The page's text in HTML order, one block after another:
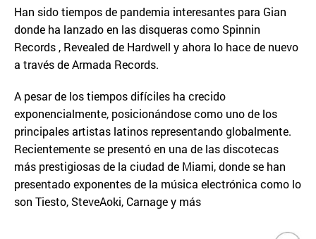
Han sido tiempos de pandemia interesantes para Gian
donde ha lanzado en las disqueras como Spinnin
Records , Revealed de Hardwell y ahora lo hace de nuevo
a través de Armada Records.
A pesar de los tiempos difíciles ha crecido
exponencialmente, posicionándose como uno de los
principales artistas latinos representando globalmente.
Recientemente se presentó en una de las discotecas
más prestigiosas de la ciudad de Miami, donde se han
presentado exponentes de la música electrónica como lo
son Tiesto, SteveAoki, Carnage y más